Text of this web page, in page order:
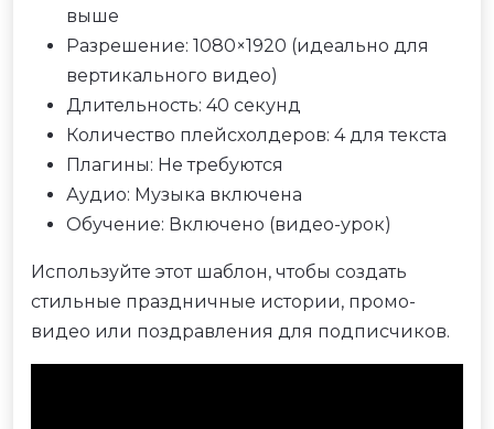
выше
Разрешение: 1080×1920 (идеально для
вертикального видео)
Длительность: 40 секунд
Количество плейсхолдеров: 4 для текста
Плагины: Не требуются
Аудио: Музыка включена
Обучение: Включено (видео-урок)
Используйте этот шаблон, чтобы создать
стильные праздничные истории, промо-
видео или поздравления для подписчиков.